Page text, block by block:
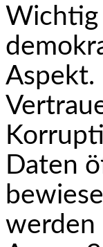
Wichtig
Aspekt.
Daten
werden